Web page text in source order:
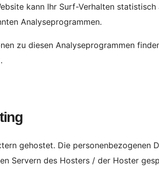
kann Ihr Surf-Verhalten
Analyseprogrammen.
zu diesen Analyseprogrammen
gehostet. Die personenbezogenen
Servern des Hosters / der Hoster